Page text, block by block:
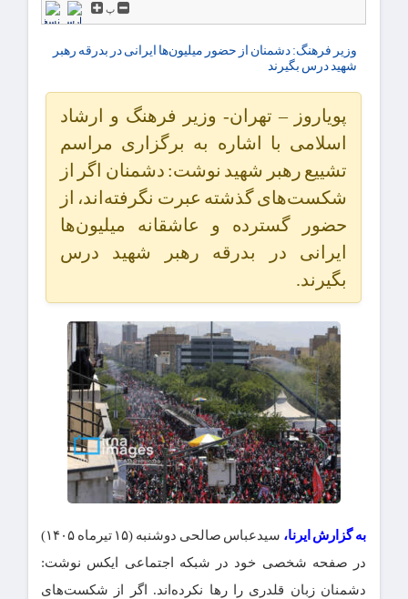
پ
وزیر فرهنگ: دشمنان از حضور میلیون‌ها ایرانی در بدرقه رهبر
شهید درس بگیرند
پویاروز – تهران- وزیر فرهنگ و ارشاد
اسلامی با اشاره به برگزاری مراسم
تشییع رهبر شهید نوشت: دشمنان اگر از
شکست‌های گذشته عبرت نگرفته‌اند، از
حضور گسترده و عاشقانه میلیون‌ها
ایرانی در بدرقه رهبر شهید درس
بگیرند.
به گزارش ایرنا،
سیدعباس صالحی دوشنبه (۱۵ تیرماه ۱۴۰۵)
در صفحه شخصی خود در شبکه اجتماعی ایکس نوشت:
دشمنان زبان قلدری را رها نکرده‌اند. اگر از شکست‌های